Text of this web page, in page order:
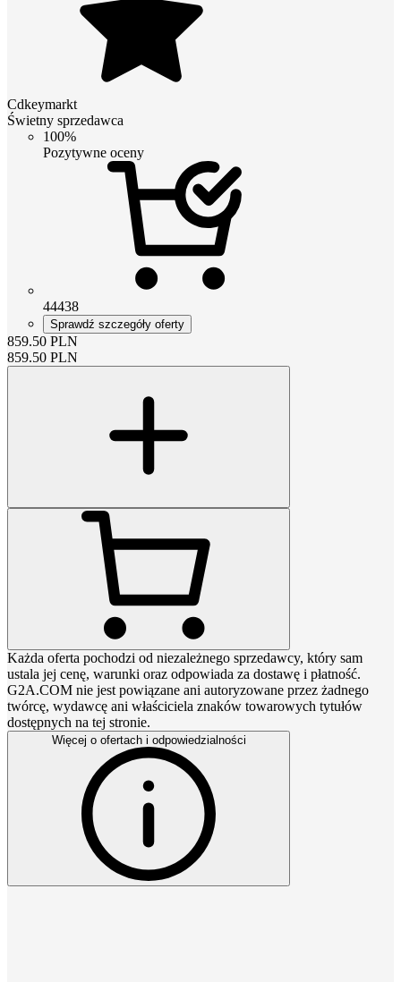
Cdkeymarkt
Świetny sprzedawca
100%
Pozytywne oceny
44438
Sprawdź szczegóły oferty
859.50 PLN
859.50 PLN
Każda oferta pochodzi od niezależnego sprzedawcy, który sam
ustala jej cenę, warunki oraz odpowiada za dostawę i płatność.
G2A.COM nie jest powiązane ani autoryzowane przez żadnego
twórcę, wydawcę ani właściciela znaków towarowych tytułów
dostępnych na tej stronie.
Więcej o ofertach i odpowiedzialności